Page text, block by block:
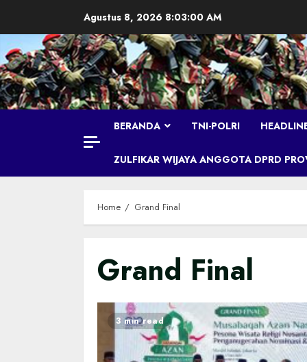
content
Agustus 8, 2026 8:03:01 AM
BERANDA TNI-POLRI
ZULFIKAR WIJAYA ANGGOTA DPRD
Home Grand Final
Grand Final
3 min read